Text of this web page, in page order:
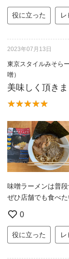
役に立った
2023年07月13日
東京スタイルみそら
噌）
美味しく頂きま
味噌ラーメンは普
ぜひ店舗でも食べた
0
役に立った